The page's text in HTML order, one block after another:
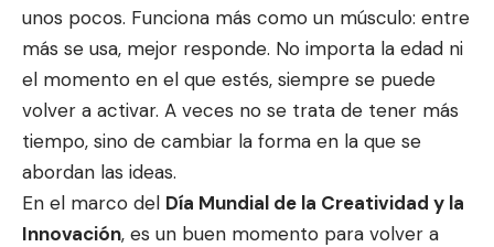
unos pocos. Funciona más como un músculo: entre
más se usa, mejor responde. No importa la edad ni
el momento en el que estés, siempre se puede
volver a activar. A veces no se trata de tener más
tiempo, sino de cambiar la forma en la que se
abordan las ideas.
En el marco del Día Mundial de la Creatividad y la
Innovación, es un buen momento para volver a